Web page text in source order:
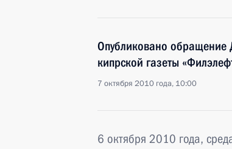
Опубликовано обращение
кипрской газеты
7 октября 2010 года, 10:00
6 октября 2010 года,